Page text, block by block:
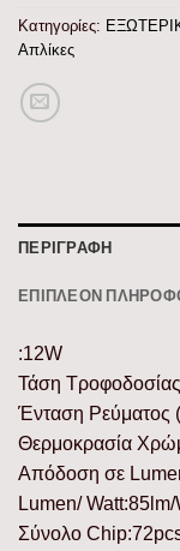
Κατηγορίες:
Απλίκες
ΠΕΡΙΓΡΑΦΉ
ΕΠΙΠΛΈΟΝ
:12W
Τάση
Ένταση Ρεύματος
Θερμοκρασία
Απόδοση σε
Lumen/ Watt:85lm/
Σύνολο